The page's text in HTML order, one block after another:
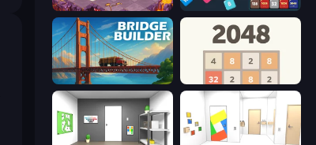
Mergest Kingdom Drop & Merge the Numbers
Bridge Builder 2048